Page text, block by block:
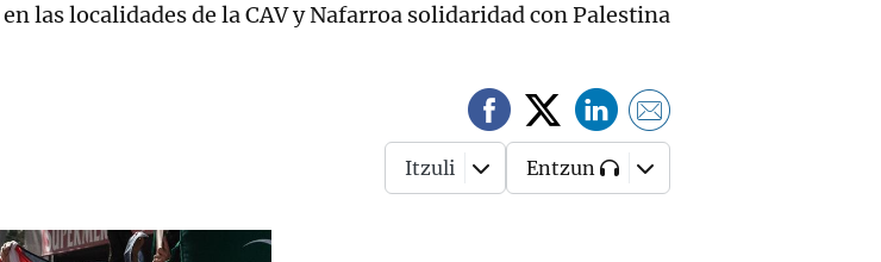
las localidades de la CAV y Nafarroa solidaridad con Palestina
Itzuli Entzun